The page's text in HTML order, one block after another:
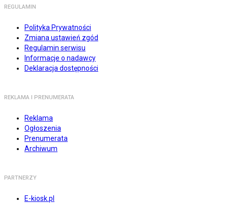
REGULAMIN
Polityka Prywatności
Zmiana ustawień zgód
Regulamin serwisu
Informacje o nadawcy
Deklaracja dostępności
REKLAMA I PRENUMERATA
Reklama
Ogłoszenia
Prenumerata
Archiwum
PARTNERZY
E-kiosk.pl